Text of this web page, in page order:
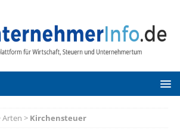
Arten > Kirchensteuer